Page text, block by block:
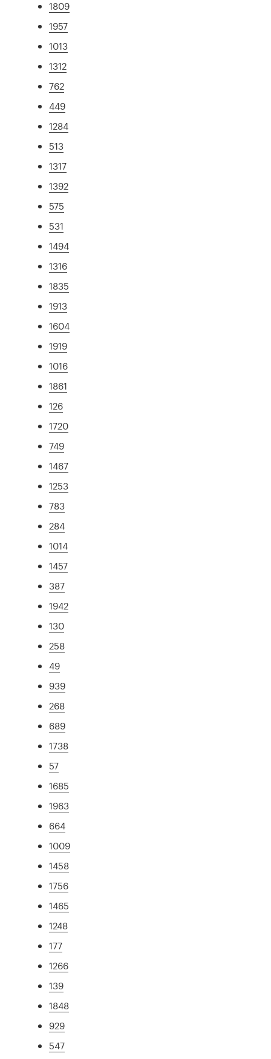
1809
1957
1013
1312
762
449
1284
513
1317
1392
575
531
1494
1316
1835
1913
1604
1919
1016
1861
126
1720
749
1467
1253
783
284
1014
1457
387
1942
130
258
49
939
268
689
1738
57
1685
1963
664
1009
1458
1756
1465
1248
177
1266
139
1848
929
547